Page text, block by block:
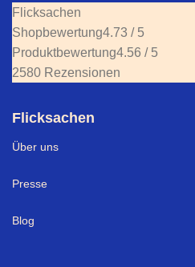
Flicksachen
Shopbewertung4.73 / 5
Produktbewertung4.56 / 5
2580 Rezensionen
Flicksachen
Über uns
Presse
Blog